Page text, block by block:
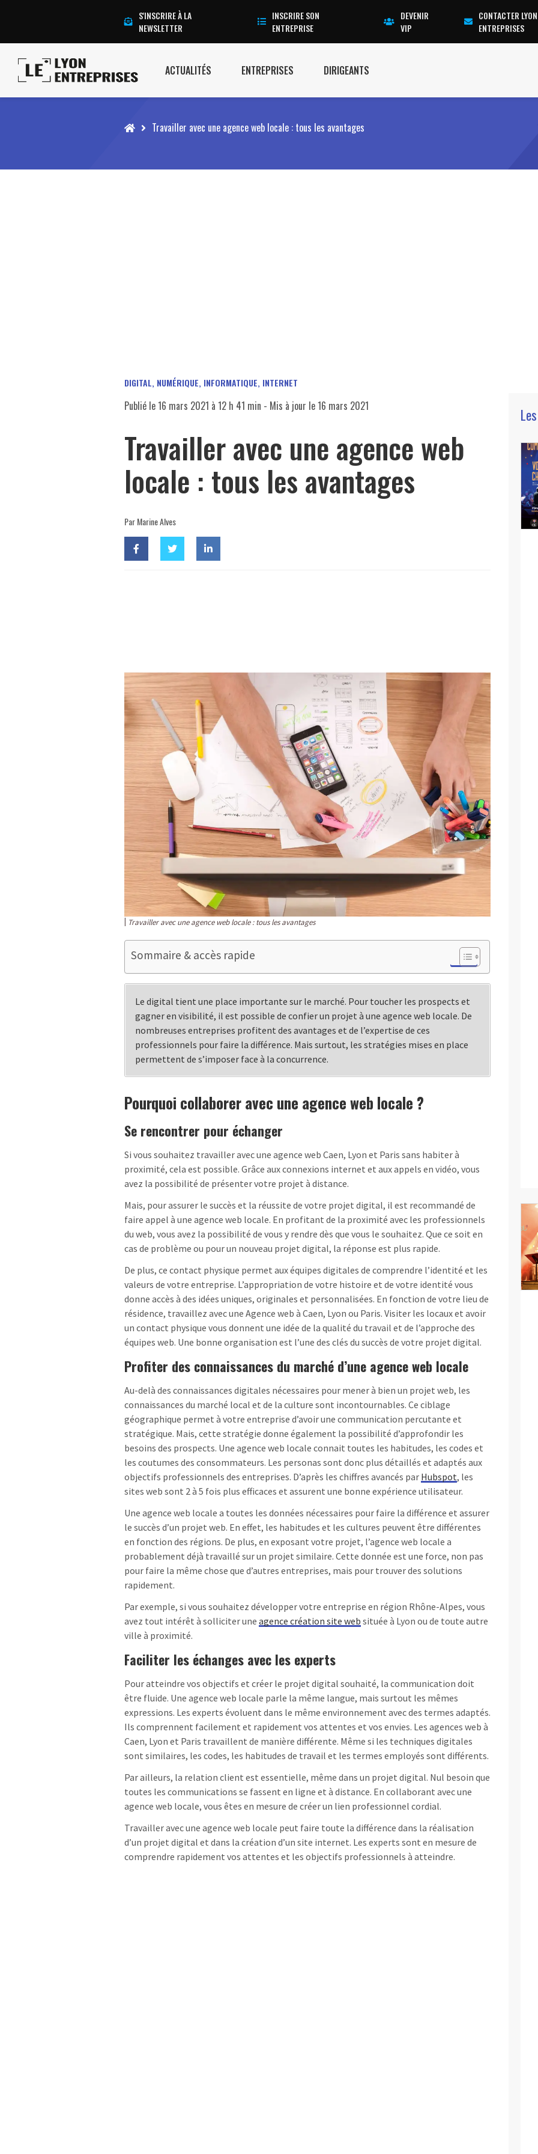
S'INSCRIRE À LA
NEWSLETTER
INSCRIRE SON
ENTREPRISE
DEVENIR
VIP
CONTACTER LYON
ENTREPRISES
ACTUALITÉS ENTREPRISES DIRIGEANTS
Accueil Travailler avec une agence web locale : tous les avantages
DIGITAL, NUMÉRIQUE, INFORMATIQUE, INTERNET
Publié le16 mars 2021 à 12 h 41 min - Mis à jour le16 mars 2021
Travailler avec une agence web
locale : tous les avantages
Par Marine Alves
Travailler avec une agence web locale : tous les avantages
Sommaire & accès rapide
Le digital tient une place importante sur le marché. Pour toucher les prospects et
gagner en visibilité, il est possible de confier un projet à une agence web locale. De
nombreuses entreprises profitent des avantages et de l’expertise de ces
professionnels pour faire la différence. Mais surtout, les stratégies mises en place
permettent de s’imposer face à la concurrence.
Pourquoi collaborer avec une agence web locale ?
Se rencontrer pour échanger
Si vous souhaitez travailler avec une agence web Caen, Lyon et Paris sans habiter à
proximité, cela est possible. Grâce aux connexions internet et aux appels en vidéo, vous
avez la possibilité de présenter votre projet à distance.
Mais, pour assurer le succès et la réussite de votre projet digital, il est recommandé de
faire appel à une agence web locale. En profitant de la proximité avec les professionnels
du web, vous avez la possibilité de vous y rendre dès que vous le souhaitez. Que ce soit en
cas de problème ou pour un nouveau projet digital, la réponse est plus rapide.
De plus, ce contact physique permet aux équipes digitales de comprendre l’identité et les
valeurs de votre entreprise. L’appropriation de votre histoire et de votre identité vous
donne accès à des idées uniques, originales et personnalisées. En fonction de votre lieu de
résidence, travaillez avec une Agence web à Caen, Lyon ou Paris. Visiter les locaux et avoir
un contact physique vous donnent une idée de la qualité du travail et de l’approche des
équipes web. Une bonne organisation est l’une des clés du succès de votre projet digital.
Profiter des connaissances du marché d’une agence web locale
Au-delà des connaissances digitales nécessaires pour mener à bien un projet web, les
connaissances du marché local et de la culture sont incontournables. Ce ciblage
géographique permet à votre entreprise d’avoir une communication percutante et
stratégique. Mais, cette stratégie donne également la possibilité d’approfondir les
besoins des prospects. Une agence web locale connait toutes les habitudes, les codes et
les coutumes des consommateurs. Les personas sont donc plus détaillés et adaptés aux
objectifs professionnels des entreprises. D’après les chiffres avancés par Hubspot, les
sites web sont 2 à 5 fois plus efficaces et assurent une bonne expérience utilisateur.
Une agence web locale a toutes les données nécessaires pour faire la différence et assurer
le succès d’un projet web. En effet, les habitudes et les cultures peuvent être différentes
en fonction des régions. De plus, en exposant votre projet, l’agence web locale a
probablement déjà travaillé sur un projet similaire. Cette donnée est une force, non pas
pour faire la même chose que d’autres entreprises, mais pour trouver des solutions
rapidement.
Par exemple, si vous souhaitez développer votre entreprise en région Rhône-Alpes, vous
avez tout intérêt à solliciter une agence création site web située à Lyon ou de toute autre
ville à proximité.
Faciliter les échanges avec les experts
Pour atteindre vos objectifs et créer le projet digital souhaité, la communication doit
être fluide. Une agence web locale parle la même langue, mais surtout les mêmes
expressions. Les experts évoluent dans le même environnement avec des termes adaptés.
Ils comprennent facilement et rapidement vos attentes et vos envies. Les agences web à
Caen, Lyon et Paris travaillent de manière différente. Même si les techniques digitales
sont similaires, les codes, les habitudes de travail et les termes employés sont différents.
Par ailleurs, la relation client est essentielle, même dans un projet digital. Nul besoin que
toutes les communications se fassent en ligne et à distance. En collaborant avec une
agence web locale, vous êtes en mesure de créer un lien professionnel cordial.
Travailler avec une agence web locale peut faire toute la différence dans la réalisation
d’un projet digital et dans la création d’un site internet. Les experts sont en mesure de
comprendre rapidement vos attentes et les objectifs professionnels à atteindre.